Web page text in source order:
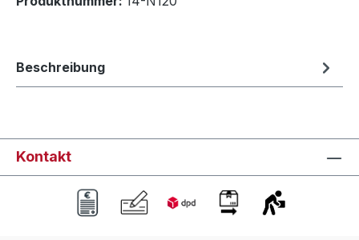
Beschreibung
Kontakt